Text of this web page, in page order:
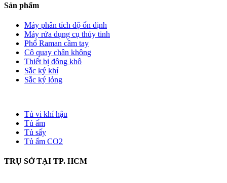
Sản phẩm
Máy phân tích độ ổn định
Máy rửa dụng cụ thủy tinh
Phổ Raman cầm tay
Cô quay chân không
Thiết bị đông khô
Sắc ký khí
Sắc ký lỏng
Tủ vi khí hậu
Tủ ấm
Tủ sấy
Tủ ấm CO2
TRỤ SỞ TẠI TP. HCM